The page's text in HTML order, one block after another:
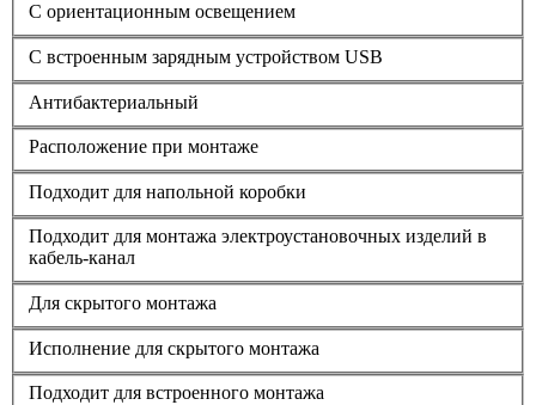
С ориентационным освещением
С встроенным зарядным устройством USB
Антибактериальный
Расположение при монтаже
Подходит для напольной коробки
Подходит для монтажа электроустановочных изделий в
кабель-канал
Для скрытого монтажа
Исполнение для скрытого монтажа
Подходит для встроенного монтажа